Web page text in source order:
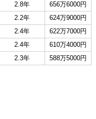
2.8年
656万6000円
2.2年
624万9000円
2.4年
622万7000円
2.4年
610万4000円
2.3年 588万5000円